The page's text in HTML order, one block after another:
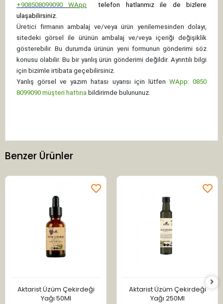
+908508099090 WApp
telefon hatlarımız ile de bizlere
ulaşabilirsiniz.
Üretici firmanın ambalaj ve/veya ürün yenilemesinden dolayı,
sitedeki görsel ile ürünün ambalaj ve/veya içeriği değişiklik
gösterebilir. Bu durumda ürünün yeni formunun gönderimi söz
konusu olabilir. Bu bir yanlış ürün gönderimi değildir. Ayrıntılı bilgi
için bizimle irtibata geçebilirsiniz.
Yanlış görsel ve yazım hatası uyarısı için lütfen WApp: 0850
8099090 müşteri hattına bildirimde bulununuz.
Benzer Ürünler
Aktarist Üzüm Çekirdeği
Yağı 50Ml
Aktarist Üzüm Çekirdeği
Yağı 250Ml